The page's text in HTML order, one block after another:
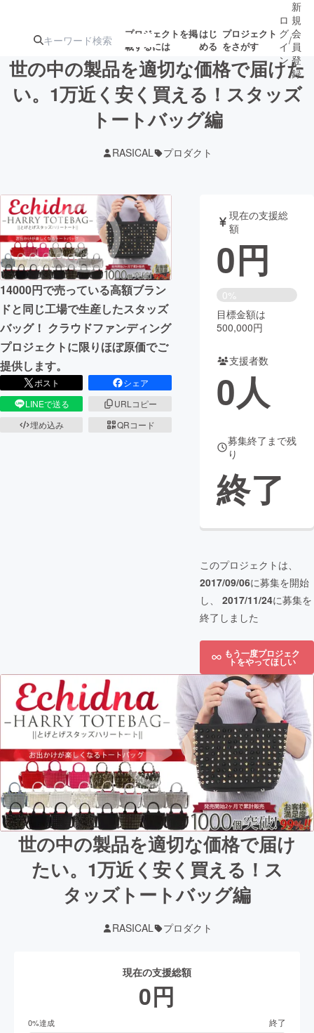
プロジェクトを掲
載するには
はじ
める
プロジェクト
をさがす
注目の新着プロ募集終了が近いプ
テクノロジー・ガジェット
映像・映画 書籍・雑誌
ビジネス・起業 チャレンジ
まちづくり・地域活性化
CAMPFIRE for Social Good
CAMPFIRE Creation
CAMPFIREふるさと納税
コミュニティ
ロ
グ
イ
ン
/
新
規
会
員
登
録
世の中の製品を適切な価格で届けた
い。1万近く安く買える！スタッズ
トートバッグ編
RASICAL プロダクト
14000円で売っている高額ブラン
ドと同じ工場で生産したスタッズ
バッグ！ クラウドファンディング
プロジェクトに限りほぼ原価でご
提供します。
ポスト
シェア
LINEで送る
URLコピー
埋め込み
QRコード
現在の支援総
額
0円
0%
目標金額は
500,000円
支援者数
0人
募集終了まで残
り
終了
このプロジェクトは、
2017/09/06に募集を開始
し、 2017/11/24に募集を
終了しました
もう一度プロジェク
トをやってほしい
世の中の製品を適切な価格で届け
たい。1万近く安く買える！ス
タッズトートバッグ編
RASICAL プロダクト
現在の支援総額
0円
0%達成 終了